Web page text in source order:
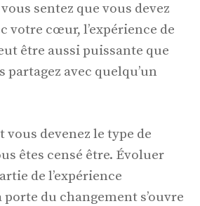
sentez que vous devez
votre cœur, l’expérience de
être aussi puissante que
partagez avec quelqu’un
vous devenez le type de
êtes censé être. Évoluer
de l’expérience
du changement s’ouvre